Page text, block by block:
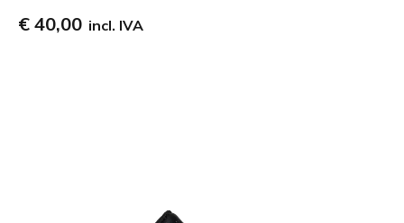
€ 40,00 incl. IVA